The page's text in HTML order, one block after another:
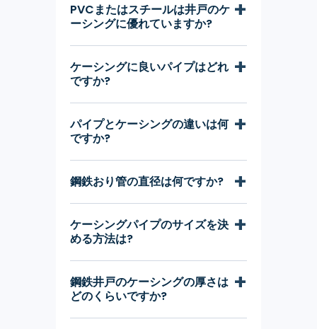
PVCまたはスチールは井戸のケ
ーシングに優れていますか?
ケーシングに良いパイプはどれ
ですか?
パイプとケーシングの違いは何
ですか?
鋼鉄おり管の直径は何ですか?
ケーシングパイプのサイズを決
める方法は?
鋼鉄井戸のケーシングの厚さは
どのくらいですか?